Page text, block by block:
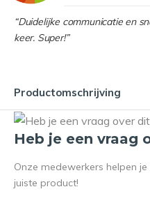
“Duidelijke communicatie en
keer. Super!”
Productomschrijving
Heb je een vraag
Onze medewerkers helpen
juiste product!